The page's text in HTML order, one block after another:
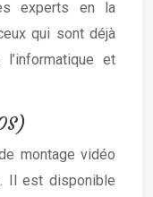
experts en la
qui sont déjà
et
montage vidéo
Il est disponible